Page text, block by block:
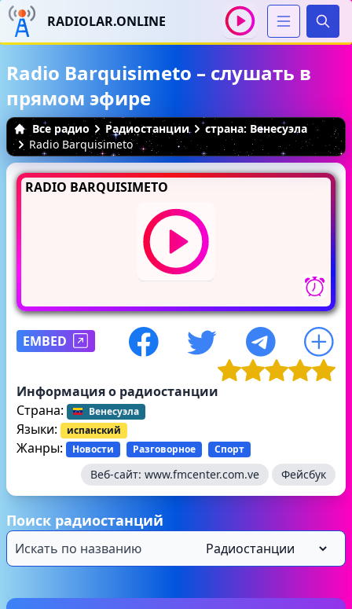
RADIOLAR.ONLINE
Radio Barquisimeto – слушать в
прямом эфире
Все радио Радиостанции
страна: Венесуэла
Radio Barquisimeto
RADIO BARQUISIMETO
EMBED
Информация о радиостанции
Страна:
Венесуэла
Языки: испанский
Жанры: Новости Разговорное Спорт
Веб-сайт: www.fmcenter.com.ve Фейсбук
Поиск радиостанций